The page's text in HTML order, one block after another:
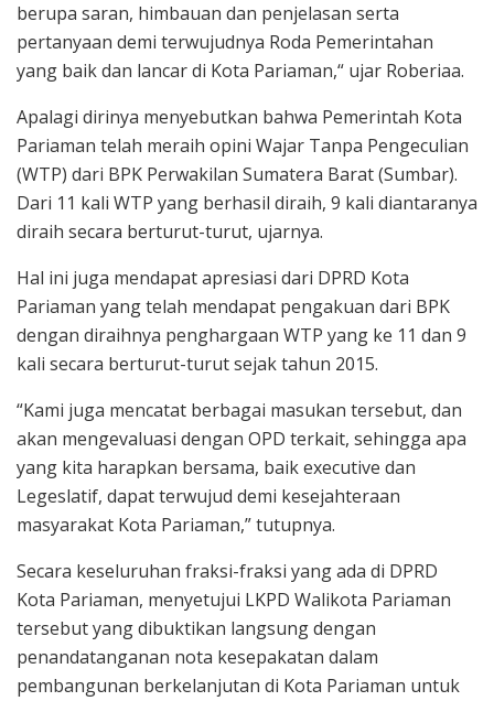
berupa saran, himbauan dan penjelasan serta
pertanyaan demi terwujudnya Roda Pemerintahan
yang baik dan lancar di Kota Pariaman,“ ujar Roberiaa.
Apalagi dirinya menyebutkan bahwa Pemerintah Kota
Pariaman telah meraih opini Wajar Tanpa Pengeculian
(WTP) dari BPK Perwakilan Sumatera Barat (Sumbar).
Dari 11 kali WTP yang berhasil diraih, 9 kali diantaranya
diraih secara berturut-turut, ujarnya.
Hal ini juga mendapat apresiasi dari DPRD Kota
Pariaman yang telah mendapat pengakuan dari BPK
dengan diraihnya penghargaan WTP yang ke 11 dan 9
kali secara berturut-turut sejak tahun 2015.
“Kami juga mencatat berbagai masukan tersebut, dan
akan mengevaluasi dengan OPD terkait, sehingga apa
yang kita harapkan bersama, baik executive dan
Legeslatif, dapat terwujud demi kesejahteraan
masyarakat Kota Pariaman,” tutupnya.
Secara keseluruhan fraksi-fraksi yang ada di DPRD
Kota Pariaman, menyetujui LKPD Walikota Pariaman
tersebut yang dibuktikan langsung dengan
penandatanganan nota kesepakatan dalam
pembangunan berkelanjutan di Kota Pariaman untuk